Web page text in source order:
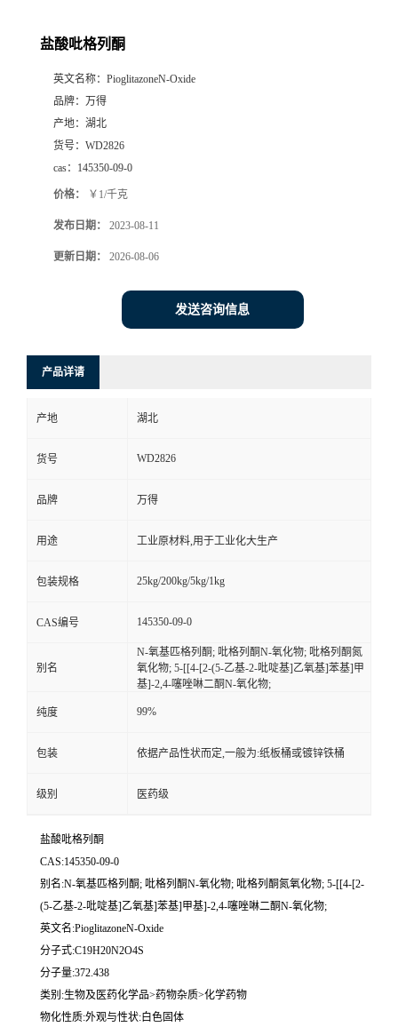
盐酸吡格列酮
英文名称： PioglitazoneN-Oxide
品牌： 万得
产地： 湖北
货号： WD2826
cas： 145350-09-0
价格： ￥1/千克
发布日期： 2023-08-11
更新日期： 2026-08-06
发送咨询信息
产品详请
产地 湖北
货号 WD2826
品牌 万得
用途 工业原材料,用于工业化大生产
包装规格 25kg/200kg/5kg/1kg
CAS编号 145350-09-0
别名
N-氧基匹格列酮; 吡格列酮N-氧化物; 吡格列酮氮
氧化物; 5-[[4-[2-(5-乙基-2-吡啶基]乙氧基]苯基]甲
基]-2,4-噻唑啉二酮N-氧化物;
纯度 99%
包装 依据产品性状而定,一般为:纸板桶或镀锌铁桶
级别 医药级
盐酸吡格列酮
CAS:145350-09-0
别名:N-氧基匹格列酮; 吡格列酮N-氧化物; 吡格列酮氮氧化物; 5-[[4-[2-
(5-乙基-2-吡啶基]乙氧基]苯基]甲基]-2,4-噻唑啉二酮N-氧化物;
英文名:PioglitazoneN-Oxide
分子式:C19H20N2O4S
分子量:372.438
类别:生物及医药化学品>药物杂质>化学药物
物化性质:外观与性状:白色固体